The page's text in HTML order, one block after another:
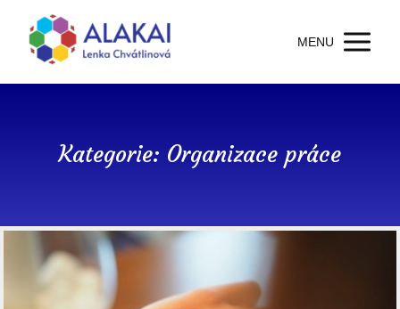
MENU
Kategorie: Organizace práce